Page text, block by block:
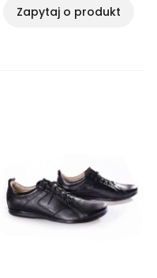
Zapytaj o produkt